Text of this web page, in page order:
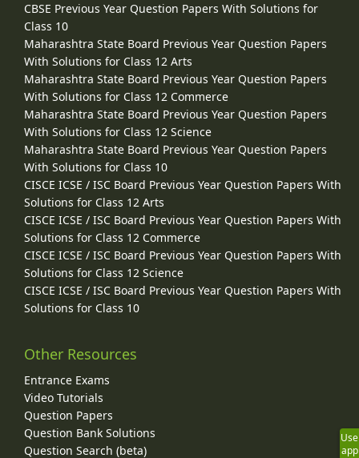
CBSE Previous Year Question Papers With Solutions for
Class 10
Maharashtra State Board Previous Year Question Papers
With Solutions for Class 12 Arts
Maharashtra State Board Previous Year Question Papers
With Solutions for Class 12 Commerce
Maharashtra State Board Previous Year Question Papers
With Solutions for Class 12 Science
Maharashtra State Board Previous Year Question Papers
With Solutions for Class 10
CISCE ICSE / ISC Board Previous Year Question Papers With
Solutions for Class 12 Arts
CISCE ICSE / ISC Board Previous Year Question Papers With
Solutions for Class 12 Commerce
CISCE ICSE / ISC Board Previous Year Question Papers With
Solutions for Class 12 Science
CISCE ICSE / ISC Board Previous Year Question Papers With
Solutions for Class 10
Other Resources
Entrance Exams
Video Tutorials
Question Papers
Question Bank Solutions
Question Search (beta)
Use
app